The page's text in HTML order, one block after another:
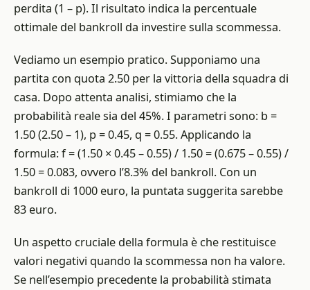
perdita (1 – p). Il risultato indica la percentuale
ottimale del bankroll da investire sulla scommessa.
Vediamo un esempio pratico. Supponiamo una
partita con quota 2.50 per la vittoria della squadra di
casa. Dopo attenta analisi, stimiamo che la
probabilità reale sia del 45%. I parametri sono: b =
1.50 (2.50 – 1), p = 0.45, q = 0.55. Applicando la
formula: f = (1.50 × 0.45 – 0.55) / 1.50 = (0.675 – 0.55) /
1.50 = 0.083, ovvero l’8.3% del bankroll. Con un
bankroll di 1000 euro, la puntata suggerita sarebbe
83 euro.
Un aspetto cruciale della formula è che restituisce
valori negativi quando la scommessa non ha valore.
Se nell’esempio precedente la probabilità stimata